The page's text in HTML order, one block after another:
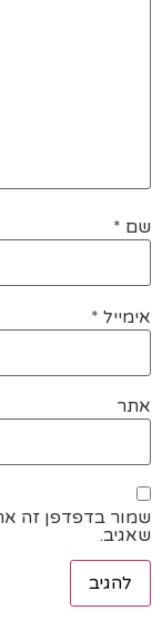
שם *
אימייל *
אתר
שמור בדפדפן זה
שאגיב.